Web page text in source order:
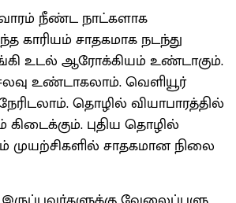
நீண்ட நாட்களாக
காரியம் சாதகமாக நடந்து
உடல் ஆரோக்கியம் உண்டாகும்.
உண்டாகலாம். வெளியூர்
தொழில் வியாபாரத்தில்
கிடைக்கும். புதிய தொழில்
முயற்சிகளில் சாதகமான நிலை